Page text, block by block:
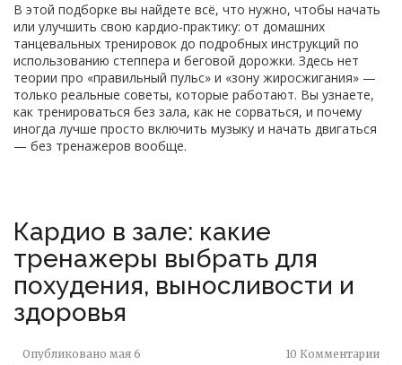
В этой подборке вы найдете всё, что нужно, чтобы начать
или улучшить свою кардио-практику: от домашних
танцевальных тренировок до подробных инструкций по
использованию степпера и беговой дорожки. Здесь нет
теории про «правильный пульс» и «зону жиросжигания» —
только реальные советы, которые работают. Вы узнаете,
как тренироваться без зала, как не сорваться, и почему
иногда лучше просто включить музыку и начать двигаться
— без тренажеров вообще.
Кардио в зале: какие
тренажеры выбрать для
похудения, выносливости и
здоровья
Опубликовано мая 6 10 Комментарии